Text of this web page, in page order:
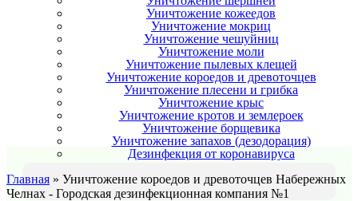
Уничтожение кожеедов
Уничтожение мокриц
Уничтожение чешуйниц
Уничтожение моли
Уничтожение пылевых клещей
Уничтожение короедов и древоточцев
Уничтожение плесени и грибка
Уничтожение крыс
Уничтожение кротов и землероек
Уничтожение борщевика
Уничтожение запахов (дезодорация)
Дезинфекция от коронавируса
Главная » Уничтожение короедов и древоточцев Набережных
Челнах - Городская дезинфекционная компания №1